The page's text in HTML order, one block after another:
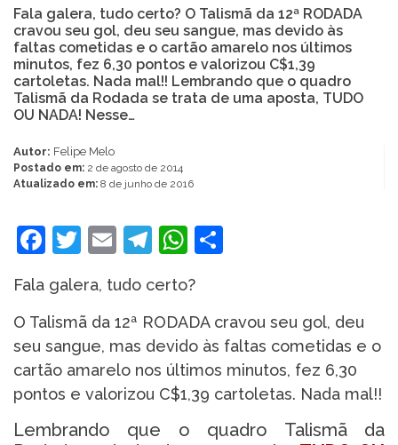
Fala galera, tudo certo? O Talismã da 12ª RODADA
cravou seu gol, deu seu sangue, mas devido às
faltas cometidas e o cartão amarelo nos últimos
minutos, fez 6,30 pontos e valorizou C$1,39
cartoletas. Nada mal!! Lembrando que o quadro
Talismã da Rodada se trata de uma aposta, TUDO
OU NADA! Nesse…
Autor: Felipe Melo
Postado em: 2 de agosto de 2014
Atualizado em: 8 de junho de 2016
Facebook
Twitter
EmailTelegram
WhatsApp
Fala galera, tudo certo?
O Talismã da 12ª RODADA cravou seu gol, deu
seu sangue, mas devido às faltas cometidas e o
cartão amarelo nos últimos minutos, fez 6,30
pontos e valorizou C$1,39 cartoletas. Nada mal!!
Lembrando que o quadro Talismã da